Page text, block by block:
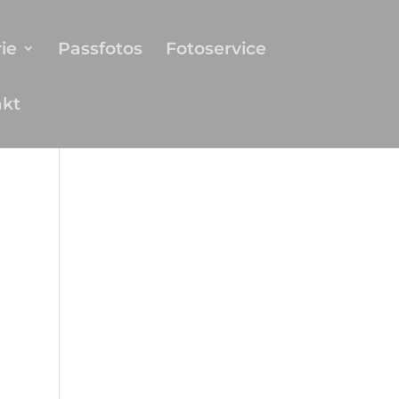
Passfotos Fotoservice